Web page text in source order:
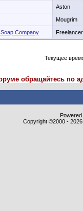
Aston
Mougrim
Company Freelancer
Текущее
обращайтесь по
Copyright ©2000 -